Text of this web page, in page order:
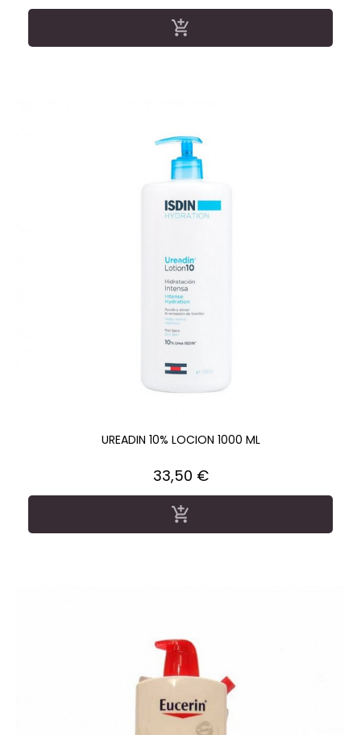

UREADIN 10% LOCION 1000 ML
Precio
33,50 €
